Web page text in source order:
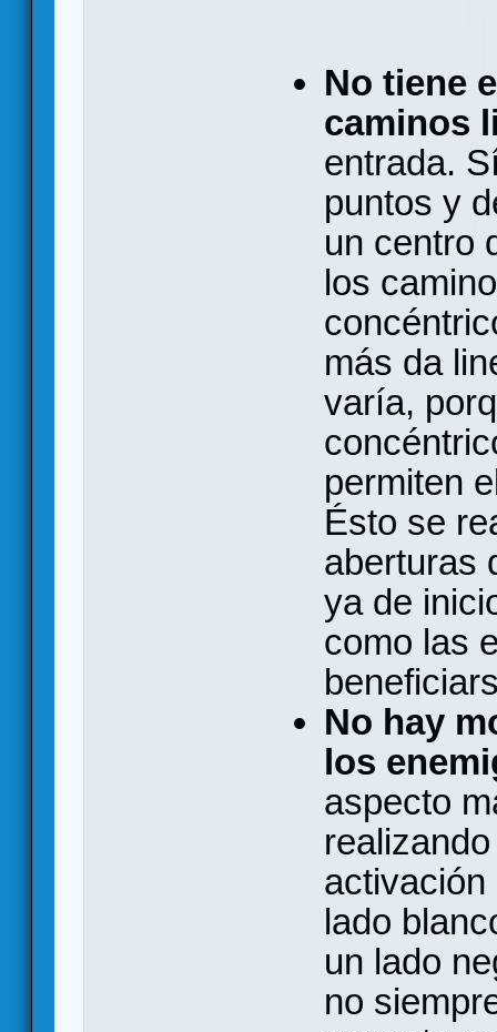
No tiene
caminos
entrada.
puntos y
un centro
los
más da
varía,
permiten
Ésto se
aberturas
ya de
como las
No hay
los
aspecto
lado
un lado
no